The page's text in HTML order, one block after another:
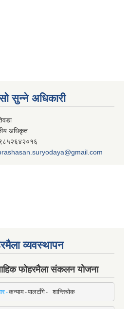
सुन्ने अधिकारी
अधिकृत
व्यवस्थापन
फोहरमैला संकलन योजना
कन्याम-पालटाँगे- शान्तिचोक